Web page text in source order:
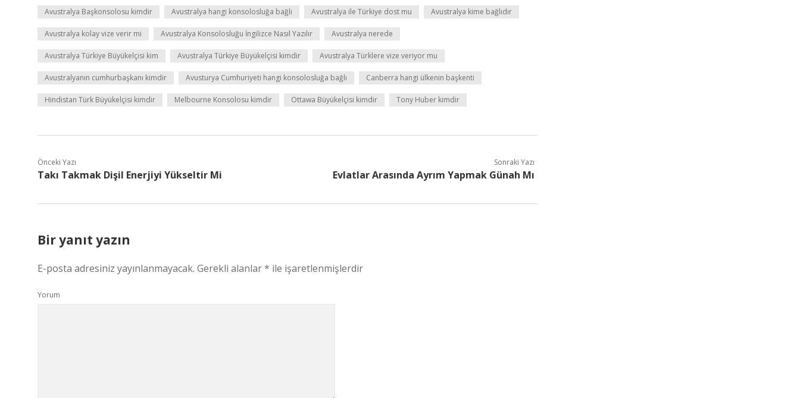
Avustralya Başkonsolosu kimdir Avustralya hangi konsolosluğa bağlı Avustralya ile Türkiye dost mu Avustralya kime bağlıdır
Avustralya kolay vize verir mi Avustralya Konsolosluğu İngilizce Nasıl Yazılır Avustralya nerede
Avustralya Türkiye Büyükelçisi kim Avustralya Türkiye Büyükelçisi kimdir Avustralya Türklere vize veriyor mu
Avustralyanın cumhurbaşkanı kimdir Avusturya Cumhuriyeti hangi konsolosluğa bağlı Canberra hangi ülkenin başkenti
Hindistan Türk Büyükelçisi kimdir Melbourne Konsolosu kimdir Ottawa Büyükelçisi kimdir Tony Huber kimdir
Önceki Yazı
Takı Takmak Dişil Enerjiyi Yükseltir Mi
Sonraki Yazı
Evlatlar Arasında Ayrım Yapmak Günah Mı
Bir yanıt yazın
E-posta adresiniz yayınlanmayacak. Gerekli alanlar* ile işaretlenmişlerdir
Yorum